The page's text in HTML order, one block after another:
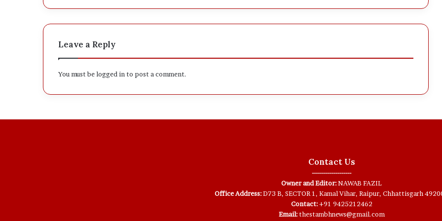
Leave a Reply
You must belogged in to post a comment.
Contact Us
--------------------
Owner and Editor:NAWAB FAZIL
Office Address:D73 B, SECTOR 1, Kamal Vihar, Raipur, Chhattisgarh
Contact:+91 9425212462
Email:thestambhnews@gmail.com